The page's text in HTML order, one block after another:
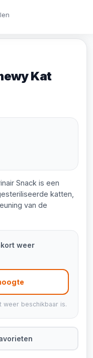
Kat
Snack is een
katten,
van de
weer
weer beschikbaar is.